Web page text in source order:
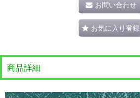
お問い合わせ
お気に入り登録
商品詳細